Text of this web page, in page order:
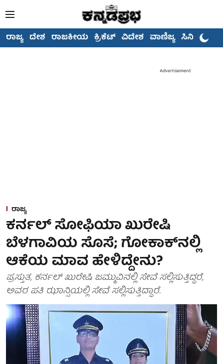
ರಾಜ್ಯ ದೇಶ ರಾಜಕೀಯ ಕ್ರಿಕೆಟ್ ವಿದೇಶ ವಾಣಿಜ್ಯ ಸಿನಿಮಾ
Advertisement
ರಾಜ್ಯ
ಕರ್ನಲ್ ಸೋಫಿಯಾ ಖುರೇಷಿ
ಬೆಳಗಾವಿಯ ಸೊಸೆ; ಗೋಕಾಕ್​​ನಲ್ಲಿ
ಆಕೆಯ ಮಾವ ಹೇಳಿದ್ದೇನು?
ಪ್ರಸ್ತುತ, ಕರ್ನಲ್ ಖುರೇಷಿ ಜಮ್ಮುವಿನಲ್ಲಿ ಸೇವೆ ಸಲ್ಲಿಸುತ್ತಿದ್ದರೆ,
ಅವರ ಪತಿ ಝಾನ್ಸಿಯಲ್ಲಿ ಸೇವೆ ಸಲ್ಲಿಸುತ್ತಿದ್ದಾರೆ.